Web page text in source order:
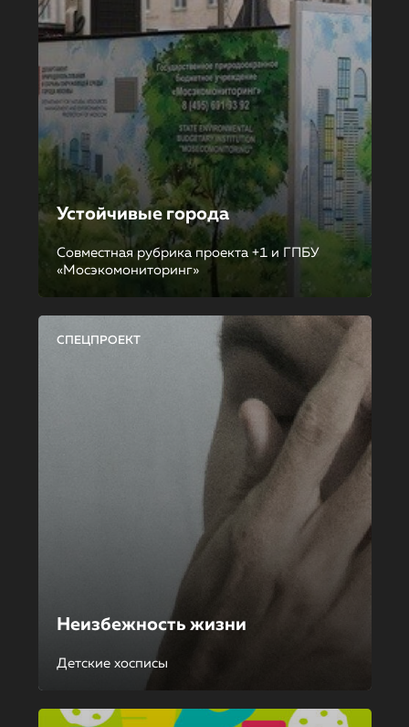
Устойчивые города
Совместная рубрика проекта +1 и ГПБУ
«Мосэкомониторинг»
СПЕЦПРОЕКТ
Неизбежность жизни
Детские хосписы